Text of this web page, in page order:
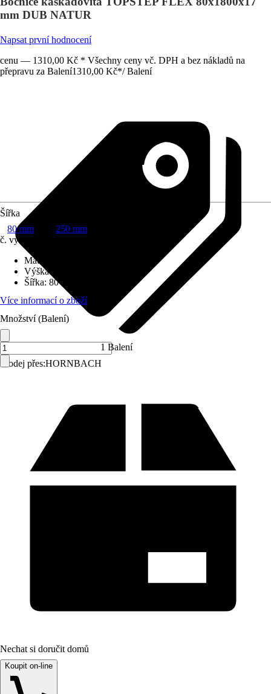
mm DUB NATUR
Napsat první hodnocení
cenu — 1310,00 Kč * Všechny ceny vč. DPH a bez nákladů na
přepravu za Balení1310,00 Kč*/ Balení
Prodej přes:HORNBACH
Šířka
80 mm
250 mm
č. výrobku
Materiál
Výška:
Šířka: 80 mm
Více informací o zboží
Množství (Balení)
1 Balení
Nechat si doručit domů
Koupit on-line